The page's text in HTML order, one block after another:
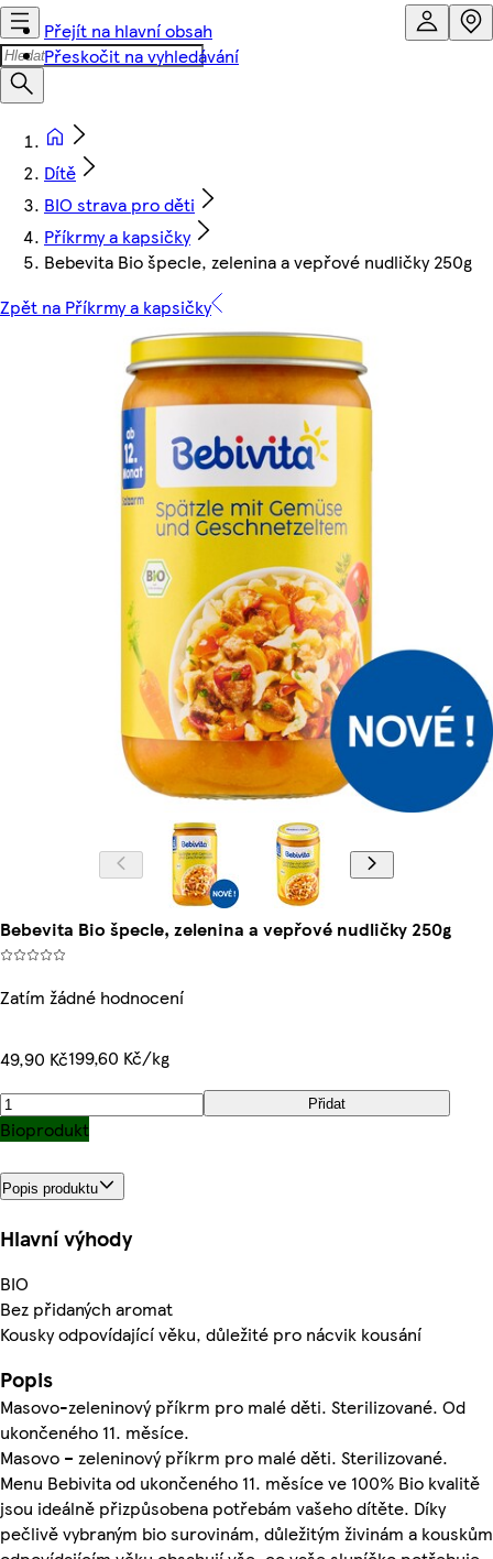
Přejít na hlavní obsah
Přeskočit na vyhledávání
Dítě
BIO strava pro děti
Příkrmy a kapsičky
Bebevita Bio špecle, zelenina a vepřové nudličky 250g
Zpět na Příkrmy a kapsičky
Bebevita Bio špecle, zelenina a vepřové nudličky 250g
Zatím žádné hodnocení
49,90 Kč199,60 Kč/kg
Přidat
Bioprodukt
Popis produktu
Hlavní výhody
BIO
Bez přidaných aromat
Kousky odpovídající věku, důležité pro nácvik kousání
Popis
Masovo-zeleninový příkrm pro malé děti. Sterilizované. Od
ukončeného 11. měsíce.
Masovo – zeleninový příkrm pro malé děti. Sterilizované.
Menu Bebivita od ukončeného 11. měsíce ve 100% Bio kvalitě
jsou ideálně přizpůsobena potřebám vašeho dítěte. Díky
pečlivě vybraným bio surovinám, důležitým živinám a kouskům